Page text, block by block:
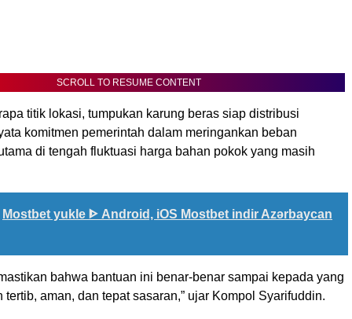
SCROLL TO RESUME CONTENT
titik lokasi, tumpukan karung beras siap distribusi
komitmen pemerintah dalam meringankan beban
di tengah fluktuasi harga bahan pokok yang masih
Mostbet yukle ᐈ Android, iOS Mostbet indir Azərbaycan
bahwa bantuan ini benar-benar sampai kepada yang
tertib, aman, dan tepat sasaran,” ujar Kompol Syarifuddin.